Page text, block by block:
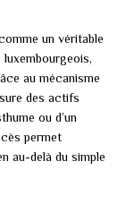
un véritable
au mécanisme
des actifs
ou d’un
permet
au-delà du simple